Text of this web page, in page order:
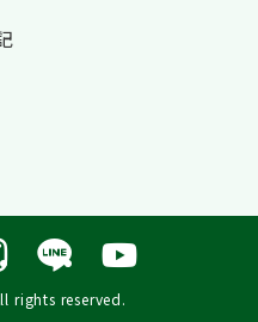
rights reserved.